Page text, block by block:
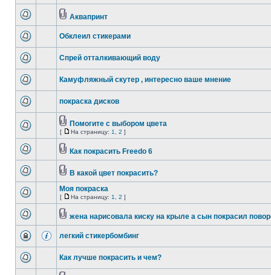
Аквапринт
Обклеил стикерами
Спрей отталкивающий воду
Камуфляжный скутер , интересно ваше мнение
покраска дисков
Помогите с выбором цвета
[ На страницу: 1 2 ]
Как покрасить Freedo 6
В какой цвет покрасить?
Моя покраска
[ На страницу: 1 2 ]
жена нарисовала киску на крыле а сын покрасил
легкий стикербомбинг
Как лучше покрасить и чем?